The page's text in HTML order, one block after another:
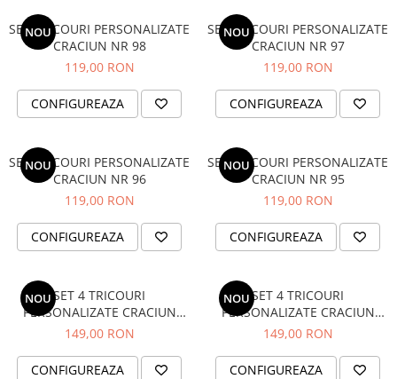
NOU
SET TRICOURI PERSONALIZATE
CRACIUN NR 98
119,00 RON
CONFIGUREAZA
NOU
SET TRICOURI PERSONALIZATE
CRACIUN NR 97
119,00 RON
CONFIGUREAZA
NOU
SET TRICOURI PERSONALIZATE
CRACIUN NR 96
119,00 RON
CONFIGUREAZA
NOU
SET TRICOURI PERSONALIZATE
CRACIUN NR 95
119,00 RON
CONFIGUREAZA
NOUSET 4 TRICOURI
PERSONALIZATE CRACIUN
NR.116
149,00 RON
CONFIGUREAZA
NOUSET 4 TRICOURI
PERSONALIZATE CRACIUN
NR.115
149,00 RON
CONFIGUREAZA